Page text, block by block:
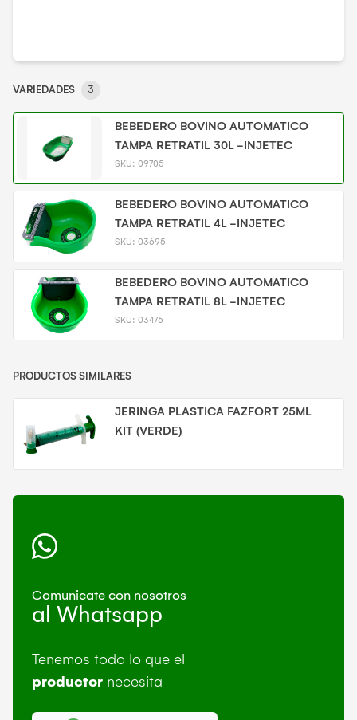
VARIEDADES 3
BEBEDERO BOVINO AUTOMATICO
TAMPA RETRATIL 30L -INJETEC
SKU: 09705
BEBEDERO BOVINO AUTOMATICO
TAMPA RETRATIL 4L -INJETEC
SKU: 03695
BEBEDERO BOVINO AUTOMATICO
TAMPA RETRATIL 8L -INJETEC
SKU: 03476
PRODUCTOS SIMILARES
JERINGA PLASTICA FAZFORT 25ML
KIT (VERDE)
Comunicate con nosotros
al Whatsapp
Tenemos todo lo que el
productor necesita